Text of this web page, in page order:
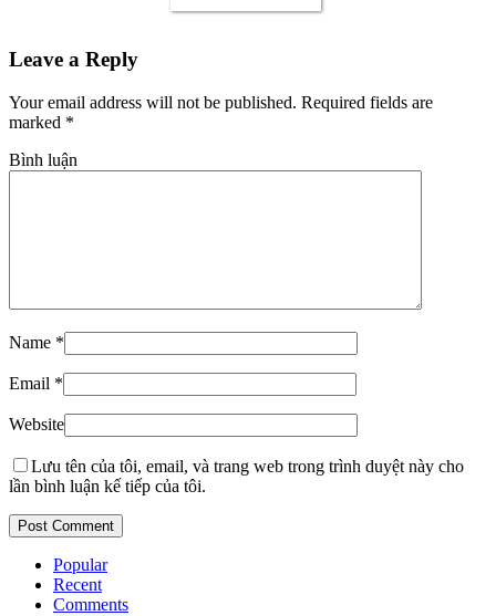
Leave a Reply
Your email address will not be published. Required fields are
marked *
Bình luận
Name *
Email *
Website
Lưu tên của tôi, email, và trang web trong trình duyệt này cho
lần bình luận kế tiếp của tôi.
Popular
Recent
Comments